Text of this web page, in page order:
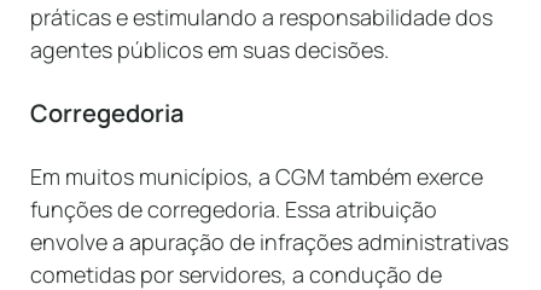
práticas e estimulando a responsabilidade dos
agentes públicos em suas decisões.
Corregedoria
Em muitos municípios, a CGM também exerce
funções de corregedoria. Essa atribuição
envolve a apuração de infrações administrativas
cometidas por servidores, a condução de